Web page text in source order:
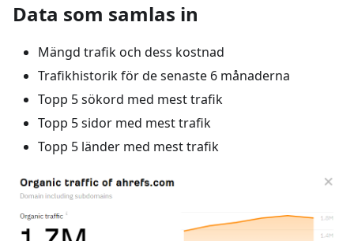
Data som samlas in
Mängd trafik och dess kostnad
Trafikhistorik för de senaste 6 månaderna
Topp 5 sökord med mest trafik
Topp 5 sidor med mest trafik
Topp 5 länder med mest trafik